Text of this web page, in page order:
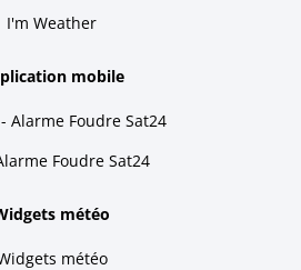
I'm Weather
mobile
Alarme Foudre Sat24
Foudre Sat24
météo
météo